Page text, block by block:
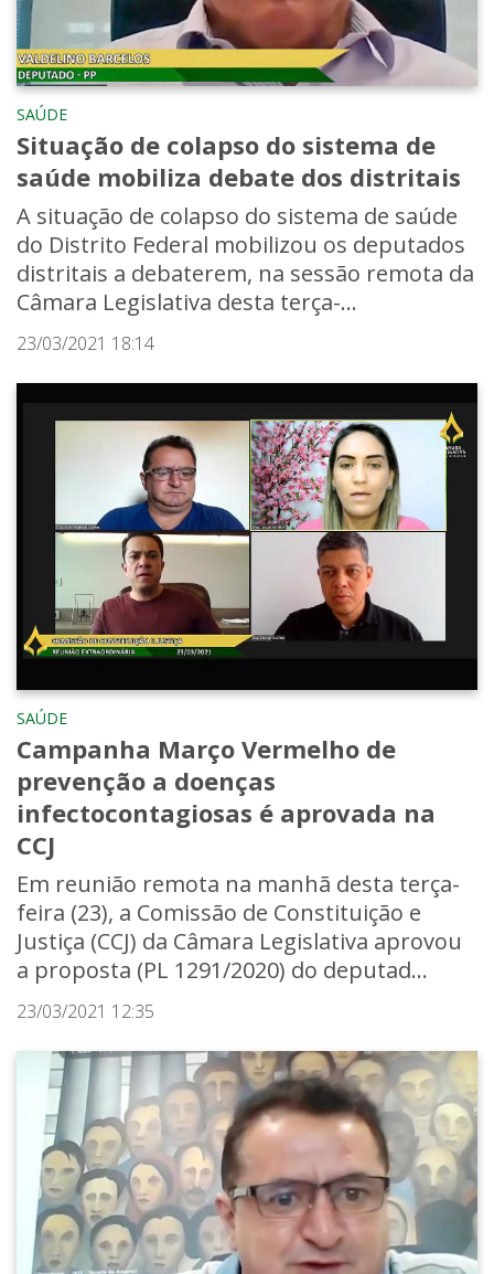
SAÚDE
Situação de colapso do sistema de
saúde mobiliza debate dos distritais
A situação de colapso do sistema de saúde
do Distrito Federal mobilizou os deputados
distritais a debaterem, na sessão remota da
Câmara Legislativa desta terça-...
23/03/2021 18:14
SAÚDE
Campanha Março Vermelho de
prevenção a doenças
infectocontagiosas é aprovada na
CCJ
Em reunião remota na manhã desta terça-
feira (23), a Comissão de Constituição e
Justiça (CCJ) da Câmara Legislativa aprovou
a proposta (PL 1291/2020) do deputad...
23/03/2021 12:35